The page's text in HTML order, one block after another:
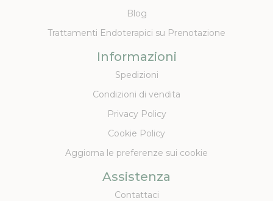
Blog
Trattamenti Endoterapici su Prenotazione
Informazioni
Spedizioni
Condizioni di vendita
Privacy Policy
Cookie Policy
Aggiorna le preferenze sui cookie
Assistenza
Contattaci